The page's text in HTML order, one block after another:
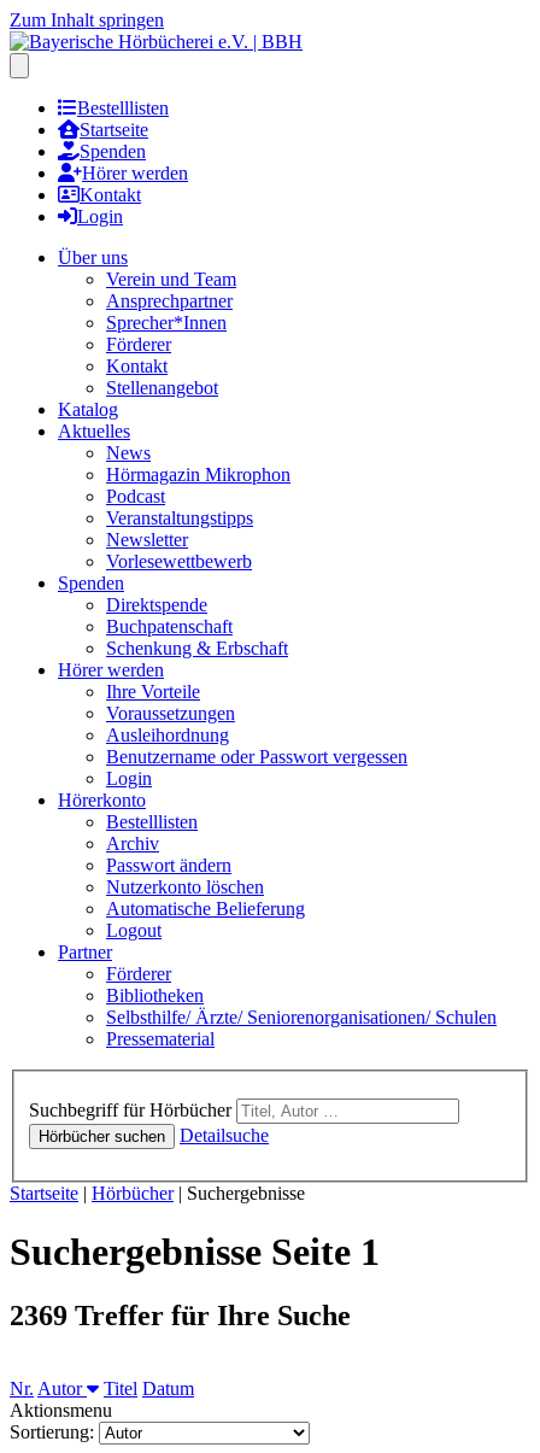
Zum Inhalt springen
Bestelllisten
Startseite
Spenden
Hörer werden
Kontakt
Login
Über uns
Verein und Team
Ansprechpartner
Sprecher*Innen
Förderer
Kontakt
Stellenangebot
Katalog
Aktuelles
News
Hörmagazin Mikrophon
Podcast
Veranstaltungstipps
Newsletter
Vorlesewettbewerb
Spenden
Direktspende
Buchpatenschaft
Schenkung & Erbschaft
Hörer werden
Ihre Vorteile
Voraussetzungen
Ausleihordnung
Benutzername oder Passwort vergessen
Login
Hörerkonto
Bestelllisten
Archiv
Passwort ändern
Nutzerkonto löschen
Automatische Belieferung
Logout
Partner
Förderer
Bibliotheken
Selbsthilfe/ Ärzte/ Seniorenorganisationen/ Schulen
Pressematerial
Suchbegriff für Hörbücher
Hörbücher suchen Detailsuche
Sie sind hier:
Startseite | Hörbücher| Suchergebnisse
Suchergebnisse Seite 1
2369 Treffer für Ihre Suche
Nr. Autor Sortieren nach
Titel Datum
Aktionsmenu
Sortierung: